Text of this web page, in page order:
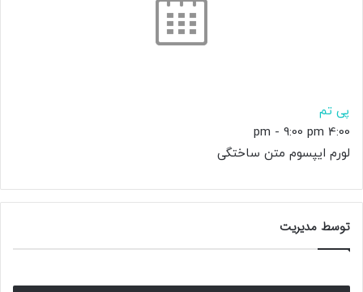
پی تم
4:00 pm
- 9:00 pm
لورم ایپسوم متن ساختگی
توسط مدیریت